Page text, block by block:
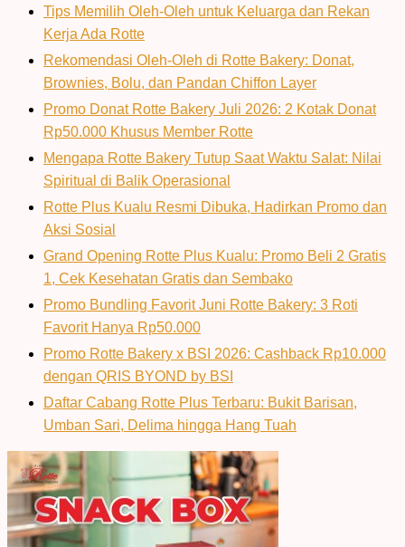
Tips Memilih Oleh-Oleh untuk Keluarga dan Rekan
Kerja Ada Rotte
Rekomendasi Oleh-Oleh di Rotte Bakery: Donat,
Brownies, Bolu, dan Pandan Chiffon Layer
Promo Donat Rotte Bakery Juli 2026: 2 Kotak Donat
Rp50.000 Khusus Member Rotte
Mengapa Rotte Bakery Tutup Saat Waktu Salat: Nilai
Spiritual di Balik Operasional
Rotte Plus Kualu Resmi Dibuka, Hadirkan Promo dan
Aksi Sosial
Grand Opening Rotte Plus Kualu: Promo Beli 2 Gratis
1, Cek Kesehatan Gratis dan Sembako
Promo Bundling Favorit Juni Rotte Bakery: 3 Roti
Favorit Hanya Rp50.000
Promo Rotte Bakery x BSI 2026: Cashback Rp10.000
dengan QRIS BYOND by BSI
Daftar Cabang Rotte Plus Terbaru: Bukit Barisan,
Umban Sari, Delima hingga Hang Tuah